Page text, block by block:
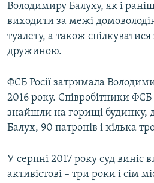
Володимиру Балуху, як і
виходити за межі
туалету, а також
дружиною.
ФСБ Росії затримала
2016 року. Співробітники
знайшли на горищі будинку,
Балух, 90 патронів і кілька
У серпні 2017 року суд виніс
активістові – три роки і сім